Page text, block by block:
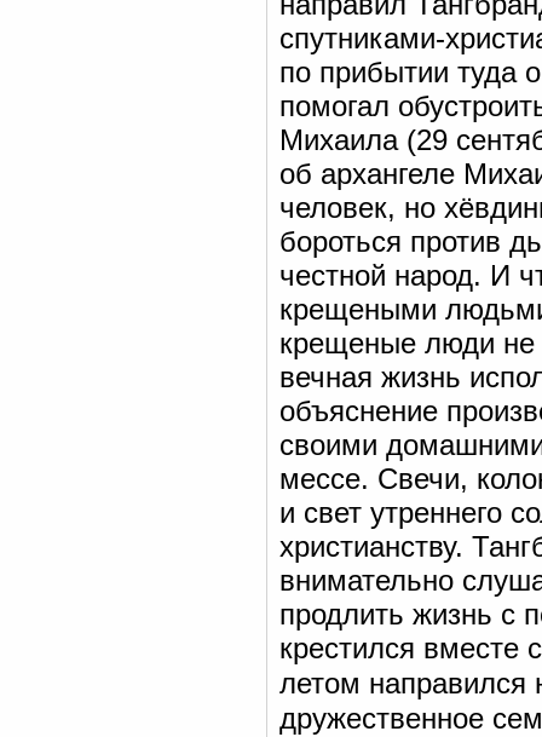
спутниками-
по прибытии туда
помогал
Михаила (29
об архангеле
человек, но
бороться против
честной народ. И
крещеными
крещеные люди не
вечная жизнь
объяснение
своими
мессе. Свечи,
и свет утреннего
христианству.
внимательно
продлить жизнь с
крестился вместе
летом
дружественное